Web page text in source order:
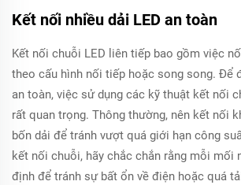
Kết nối nhiều dải LED an toàn
Kết nối chuỗi LED liên tiếp bao gồm việc
theo cấu hình nối tiếp hoặc song song. Để
an toàn, việc sử dụng các kỹ thuật kết nối
rất quan trọng. Thông thường, nên kết nối
bốn dải để tránh vượt quá giới hạn công
kết nối chuỗi, hãy chắc chắn rằng mỗi mối
định để tránh sự bất ổn về điện hoặc quá